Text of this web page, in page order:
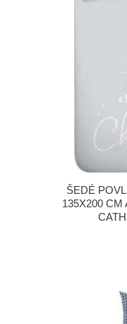
ŠEDÉ
135X200 CM